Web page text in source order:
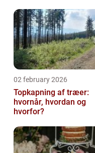
02 february 2026
Topkapning af træer:
hvornår, hvordan og
hvorfor?